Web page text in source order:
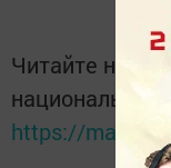
Читайте
https://max.ru/